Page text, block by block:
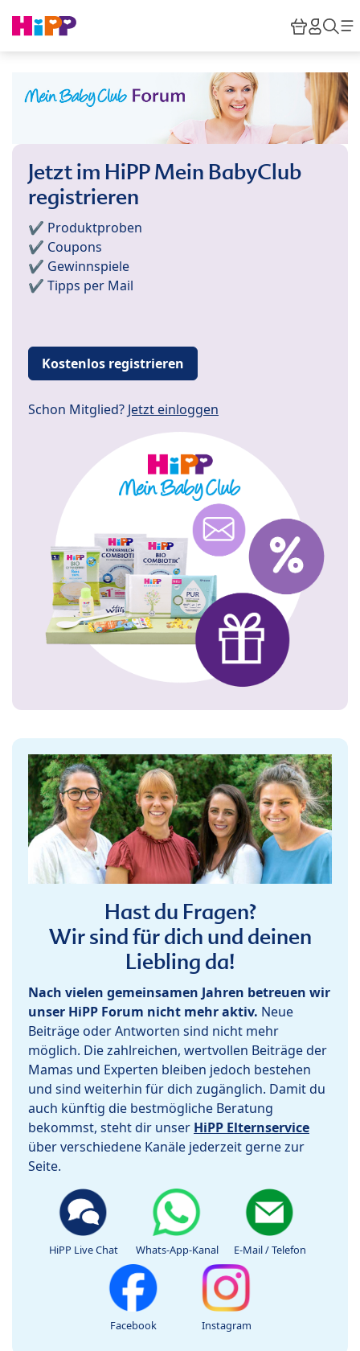
HiPP
Jetzt im HiPP Mein BabyClub
registrieren
✔️ Produktproben
✔️ Coupons
✔️ Gewinnspiele
✔️ Tipps per Mail
Kostenlos registrieren
Schon Mitglied? Jetzt einloggen
Hast du Fragen?
Wir sind für dich und deinen
Liebling da!
Nach vielen gemeinsamen Jahren betreuen wir
unser HiPP Forum nicht mehr aktiv. Neue
Beiträge oder Antworten sind nicht mehr
möglich. Die zahlreichen, wertvollen Beiträge der
Mamas und Experten bleiben jedoch bestehen
und sind weiterhin für dich zugänglich. Damit du
auch künftig die bestmögliche Beratung
bekommst, steht dir unser HiPP Elternservice
über verschiedene Kanäle jederzeit gerne zur
Seite.
HiPP Live Chat Whats-App-Kanal E-Mail / Telefon
Facebook Instagram